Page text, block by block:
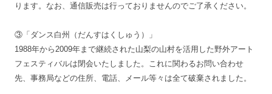
ります。なお、通信販売は行っておりませんのでご了承ください。
③「ダンス白州（だんすはくしゅう）」
1988年から2009年まで継続された山梨の山村を活用した野外アート
フェスティバルは閉会いたしました。これに関わるお問い合わせ
先、事務局などの住所、電話、メール等々は全て破棄されました。